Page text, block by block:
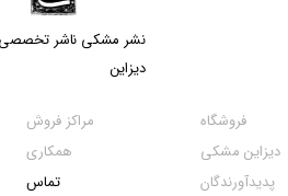
نشر مشکی​​​​​​​ ناشر تخصصی
دیزاین
مراکز فروش
همکاری
تماس
فروشگاه
دیزاین مشکی
پدیدآورندگان